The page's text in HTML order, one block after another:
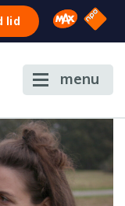
lid Omroep
NPO
menu